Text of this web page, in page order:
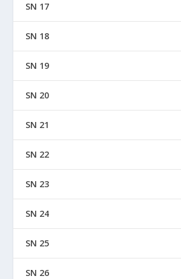
SN 17
SN 18
SN 19
SN 20
SN 21
SN 22
SN 23
SN 24
SN 25
SN 26